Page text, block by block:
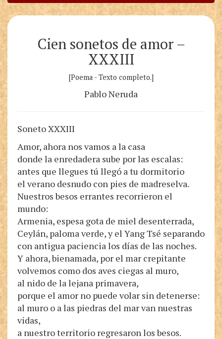
Cien sonetos de amor –
XXXIII
[Poema - Texto completo.]
Pablo Neruda
Soneto XXXIII
Amor, ahora nos vamos a la casa
donde la enredadera sube por las escalas:
antes que llegues tú llegó a tu dormitorio
el verano desnudo con pies de madreselva.
Nuestros besos errantes recorrieron el
mundo:
Armenia, espesa gota de miel desenterrada,
Ceylán, paloma verde, y el Yang Tsé separando
con antigua paciencia los días de las noches.
Y ahora, bienamada, por el mar crepitante
volvemos como dos aves ciegas al muro,
al nido de la lejana primavera,
porque el amor no puede volar sin detenerse:
al muro o a las piedras del mar van nuestras
vidas,
a nuestro territorio regresaron los besos.